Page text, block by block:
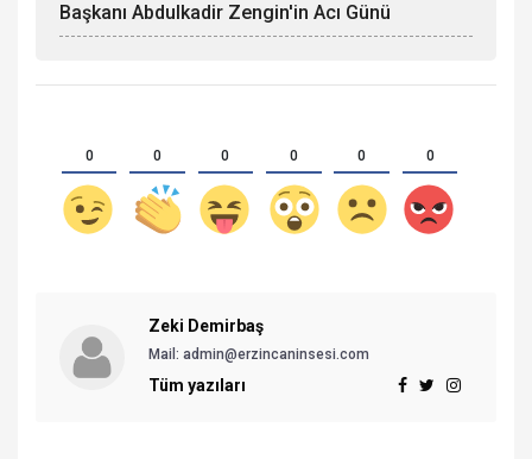
Başkanı Abdulkadir Zengin'in Acı Günü
0 0 0 0 0 0
Zeki Demirbaş
Mail: admin@erzincaninsesi.com
Tüm yazıları